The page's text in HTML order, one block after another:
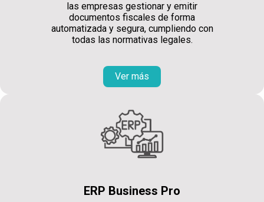
las empresas gestionar y emitir
documentos fiscales de forma
automatizada y segura, cumpliendo con
todas las normativas legales.
Ver más
ERP Business Pro